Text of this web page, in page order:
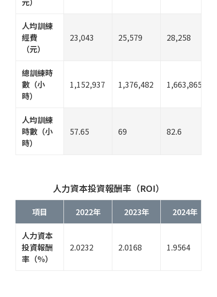
人均訓練
經費
（元）
23,043 25,579 28,258
總訓練時
數（小
時）
1,152,937 1,376,482 1,663,865
人均訓練
時數（小
時）
57.65 69 82.6
人力資本投資報酬率（ROI）
項目 2022年 2023年 2024年
人力資本
投資報酬
率（%）
2.0232 2.0168 1.9564